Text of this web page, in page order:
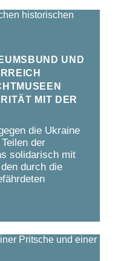
und
mit der
die Ukraine
der
solidarisch mit
durch die